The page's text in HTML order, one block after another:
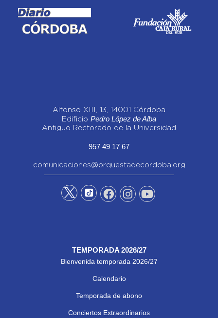
Alfonso XIII, 13, 14001 Córdoba
Edificio Pedro López de Alba
Antiguo Rectorado de la Universidad
957 49 17 67
comunicaciones@orquestadecordoba.org
TEMPORADA 2026/27
Bienvenida temporada 2026/27
Calendario
Temporada de abono
Conciertos Extraordinarios